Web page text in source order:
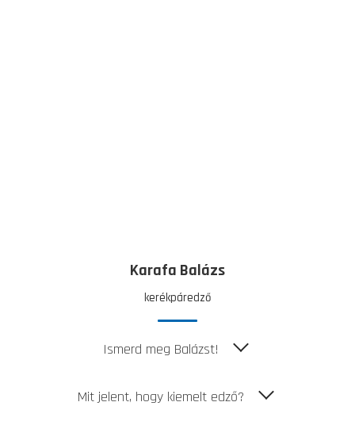
Karafa Balázs
kerékpáredző
Ismerd meg Balázst!
Mit jelent, hogy kiemelt edző?